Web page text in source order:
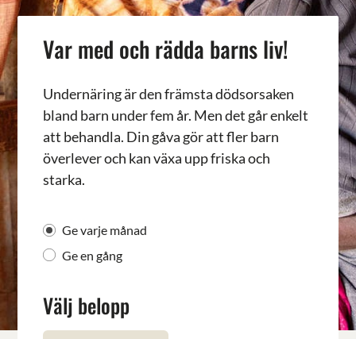
Var med och rädda barns liv!
Undernäring är den främsta dödsorsaken
bland barn under fem år. Men det går enkelt
att behandla. Din gåva gör att fler barn
överlever och kan växa upp friska och
starka.
Ge varje månad
Ge en gång
Välj belopp